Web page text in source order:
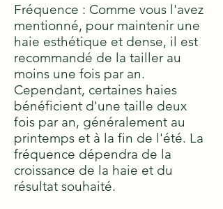
Fréquence : Comme vous l'avez
mentionné, pour maintenir une
haie esthétique et dense, il est
recommandé de la tailler au
moins une fois par an.
Cependant, certaines haies
bénéficient d'une taille deux
fois par an, généralement au
printemps et à la fin de l'été. La
fréquence dépendra de la
croissance de la haie et du
résultat souhaité.